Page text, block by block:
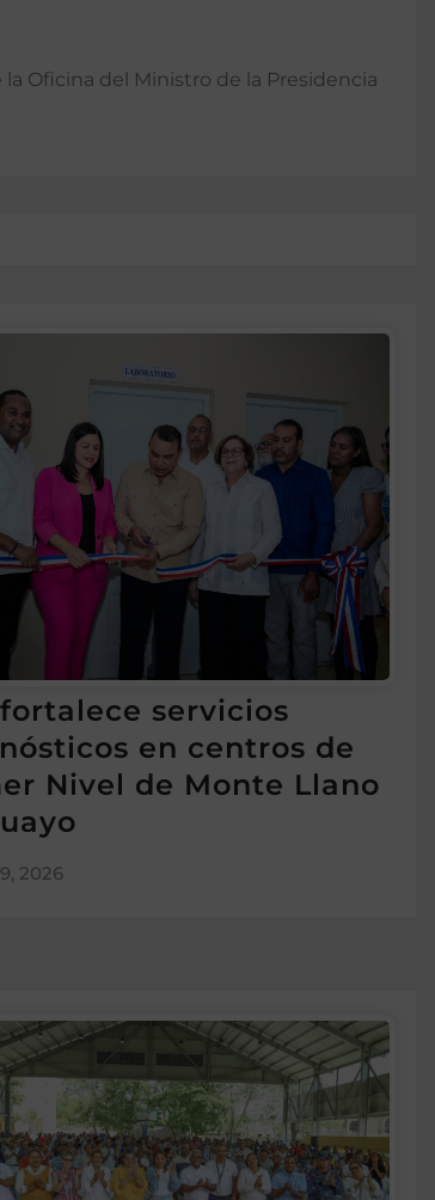
Oficina del Ministro de la Presidencia
fortalece servicios
en centros de
Nivel de Monte Llano
2026